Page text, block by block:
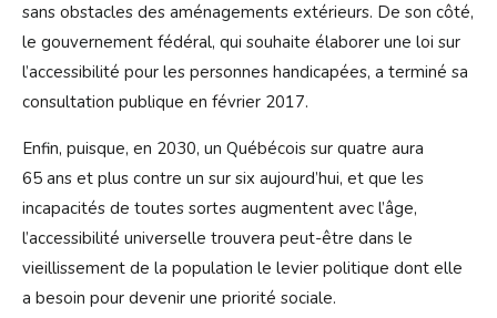
sans obstacles des aménagements extérieurs. De son côté,
le gouvernement fédéral, qui souhaite élaborer une loi sur
l’accessibilité pour les personnes handicapées, a terminé sa
consultation publique en février 2017.
Enfin, puisque, en 2030, un Québécois sur quatre aura
65 ans et plus contre un sur six aujourd’hui, et que les
incapacités de toutes sortes augmentent avec l’âge,
l’accessibilité universelle trouvera peut-être dans le
vieillissement de la population le levier politique dont elle
a besoin pour devenir une priorité sociale.